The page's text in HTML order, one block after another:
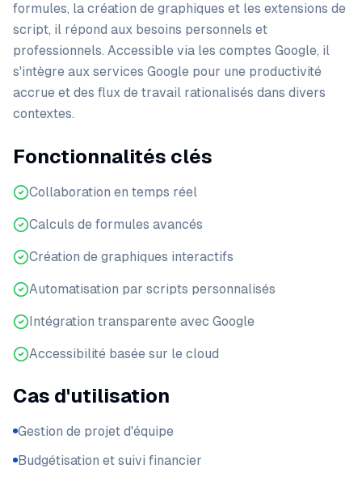
formules, la création de graphiques et les extensions de
script, il répond aux besoins personnels et
professionnels. Accessible via les comptes Google, il
s'intègre aux services Google pour une productivité
accrue et des flux de travail rationalisés dans divers
contextes.
Fonctionnalités clés
Collaboration en temps réel
Calculs de formules avancés
Création de graphiques interactifs
Automatisation par scripts personnalisés
Intégration transparente avec Google
Accessibilité basée sur le cloud
Cas d'utilisation
Gestion de projet d'équipe
Budgétisation et suivi financier